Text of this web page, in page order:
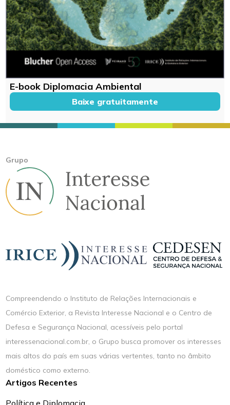
E-book Diplomacia Ambiental
Baixe gratuitamente
Grupo
Compreendendo o Instituto de Relações Internacionais e
Comércio Exterior, a Revista Interesse Nacional e o Centro de
Defesa e Segurança Nacional, acessíveis pelo portal
interessenacional.com.br, o Grupo busca promover os interesses
mais altos do país em suas várias vertentes, tanto no âmbito
doméstico como externo.
Artigos Recentes